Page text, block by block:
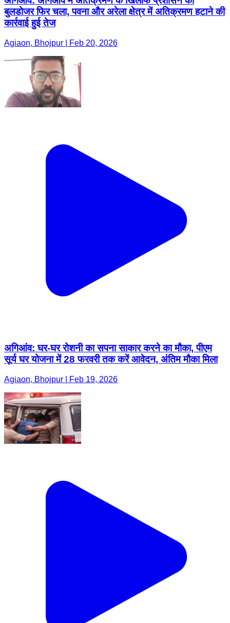
बुलडोजर फिर चला, पवना और अरेला क्षेत्र में अतिक्रमण हटाने की
कार्रवाई हुई तेज
Agiaon, Bhojpur | Feb 20, 2026
अगिआंव: घर-घर रोशनी का सपना साकार करने का मौका, पीएम
सूर्य घर योजना में 28 फरवरी तक करें आवेदन, अंतिम मौका मिला
Agiaon, Bhojpur | Feb 19, 2026